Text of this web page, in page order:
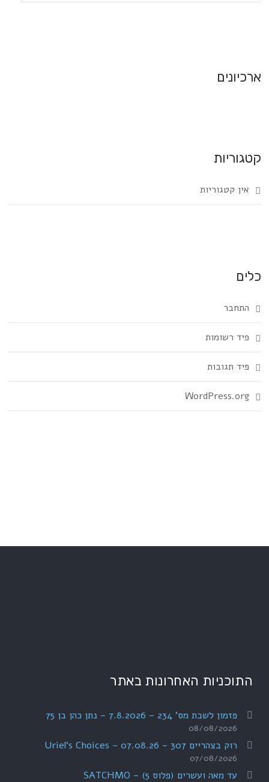
ארכיונים
קטגוריות
אין קטגוריות
כלים
התחבר
פיד רשומות
פיד תגובות
WordPress.org
התוכניות האחרונות באתר
פזמון לשבת מס' 234 – 7.8.2026 – נתן כהן בן 75
08/08/2026
רוק בצהריים 307 – 07.08.26 – Uriel's Choices
07/08/2026
עד מאה ועשרים (פלוס 5) – SATCHMO